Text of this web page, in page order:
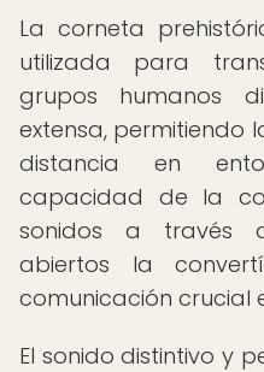
La corneta
utilizada para
grupos humanos
extensa, permitiendo
distancia en
capacidad de la
sonidos a través
abiertos la
comunicación crucial
El sonido distintivo y